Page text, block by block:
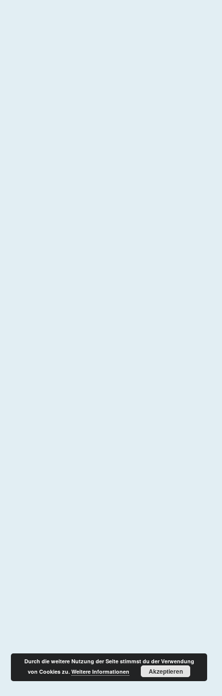
Durch die weitere Nutzung der Seite stimmst du der Verwendung
von Cookies zu.Weitere Informationen Akzeptieren